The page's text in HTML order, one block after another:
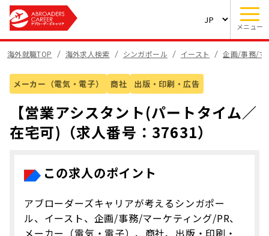
メニュー
海外就職TOP 海外求人検索 シンガポール イースト 企画/事務/マ
メーカー（電気・電子） 商社 出版・印刷・広告
【営業アシスタント(パートタイム／
在宅可)（求人番号：37631）
この求人のポイント
アブローダーズキャリアが考えるシンガポー
ル、イースト、企画/事務/マーケティング/PR、
メーカー（電気・電子）、商社、出版・印刷・